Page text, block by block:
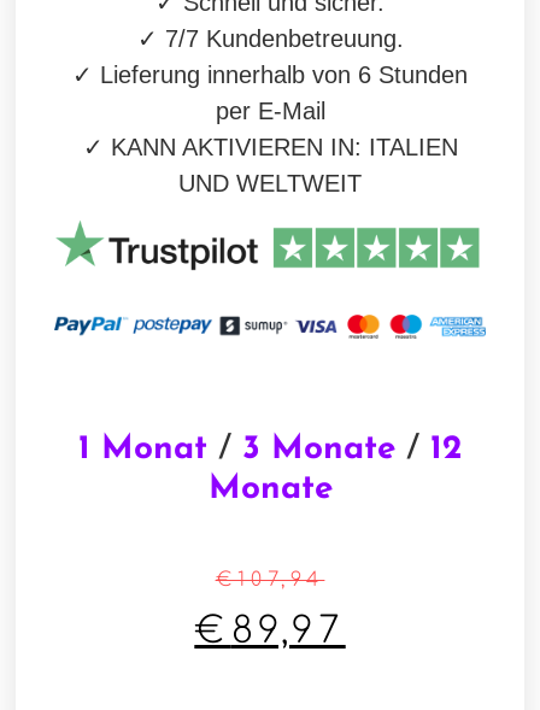
✓ 7/7 Kundenbetreuung.
✓ Lieferung innerhalb von 6 Stunden
per E-Mail
✓ KANN AKTIVIEREN IN: ITALIEN
UND WELTWEIT
1 Monat / 3 Monate / 12
Monate
€107,94
€ 89,97